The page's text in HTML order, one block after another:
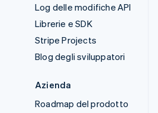
Log delle modifiche API
Librerie e SDK
Stripe Projects
Blog degli sviluppatori
Azienda
Roadmap del prodotto